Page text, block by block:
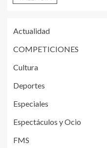
Actualidad
COMPETICIONES
Cultura
Deportes
Especiales
Espectáculos y Ocio
FMS